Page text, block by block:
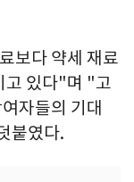
보다 약세 재료
고 있다"며 "고
자들의 기대
붙였다.